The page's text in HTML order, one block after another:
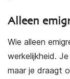
Alleen
Wie alleen
werkelijkheid.
maar je draagt